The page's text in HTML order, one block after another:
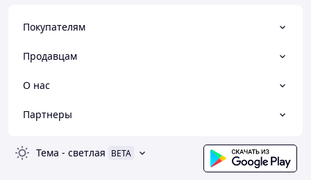
Покупателям
Продавцам
О нас
Партнеры
Тема - светлая BETA